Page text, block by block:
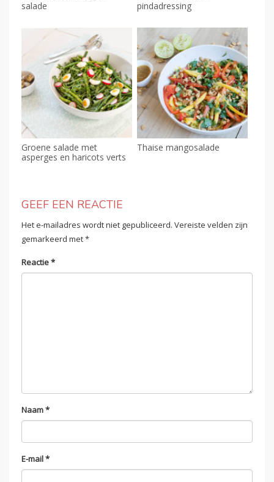
salade
pindadressing
Groene salade met
asperges en haricots verts
Thaise mangosalade
GEEF EEN REACTIE
Het e-mailadres wordt niet gepubliceerd. Vereiste velden zijn
gemarkeerd met*
Reactie*
Naam*
E-mail*